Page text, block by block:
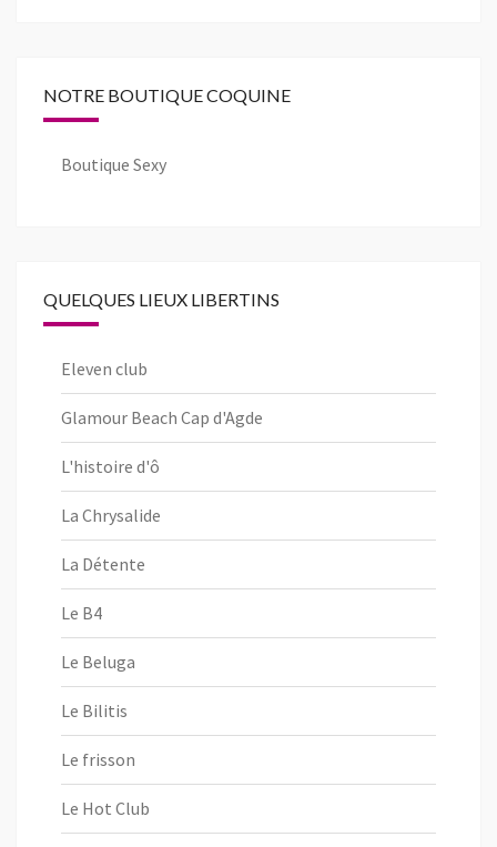
NOTRE BOUTIQUE COQUINE
Boutique Sexy
QUELQUES LIEUX LIBERTINS
Eleven club
Glamour Beach Cap d'Agde
L'histoire d'ô
La Chrysalide
La Détente
Le B4
Le Beluga
Le Bilitis
Le frisson
Le Hot Club